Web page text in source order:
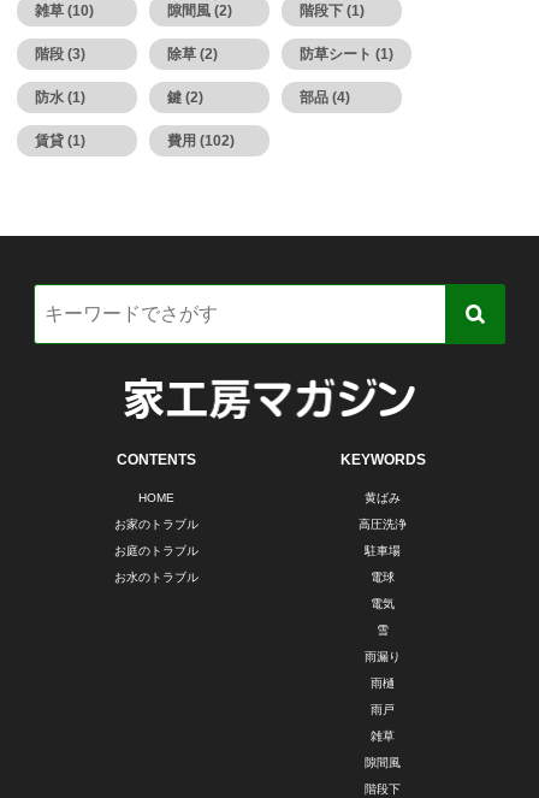
雑草 (10) 隙間風 (2) 階段下 (1)
階段 (3) 除草 (2) 防草シート (1)
防水 (1) 鍵 (2) 部品 (4)
賃貸 (1) 費用 (102)
CONTENTS
HOME
お家のトラブル
お庭のトラブル
お水のトラブル
KEYWORDS
黄ばみ
高圧洗浄
駐車場
電球
電気
雪
雨漏り
雨樋
雨戸
雑草
隙間風
階段下